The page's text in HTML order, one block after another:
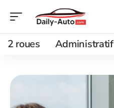
2 roues Administratif